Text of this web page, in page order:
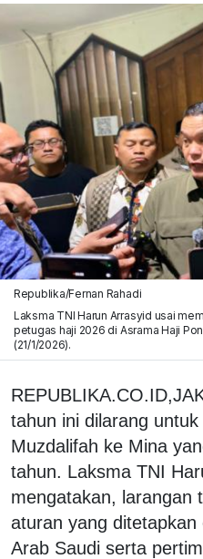
Republika/Fernan Rahadi
Laksma TNI Harun Arrasyid usai
petugas haji 2026 di Asrama Haji
(21/1/2026).
tahun ini dilarang
Muzdalifah ke Mina
tahun. Laksma TNI
mengatakan, larangan
aturan yang
Arab Saudi serta